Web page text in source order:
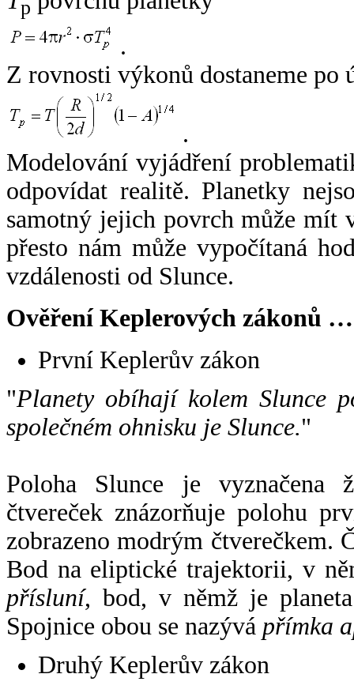
p
.
Z rovnosti výkonů dostaneme po
.
Modelování vyjádření
odpovídat realitě. Planetky
samotný jejich povrch může mít
přesto nám může vypočítaná
vzdálenosti od Slunce.
Ověření Keplerových zákonů …
První Keplerův zákon
"Planety obíhají kolem Slunce
společném ohnisku je Slunce."
Poloha Slunce je vyznačena
čtvereček znázorňuje polohu
zobrazeno modrým čtverečkem.
Bod na eliptické trajektorii, v
přísluní, bod, v němž je
Spojnice obou se nazývá přímka
Druhý Keplerův zákon